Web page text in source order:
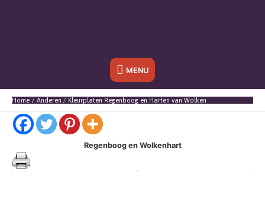
Onder
header
MENU
Home Anderen Kleurplaten Regenboog en Harten van Wolken
Regenboog en Wolkenhart